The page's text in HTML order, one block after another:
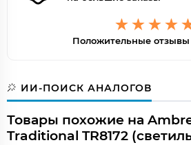
Положительные отзывы
ИИ-ПОИСК АНАЛОГОВ
Товары похожие на
Traditional TR8172